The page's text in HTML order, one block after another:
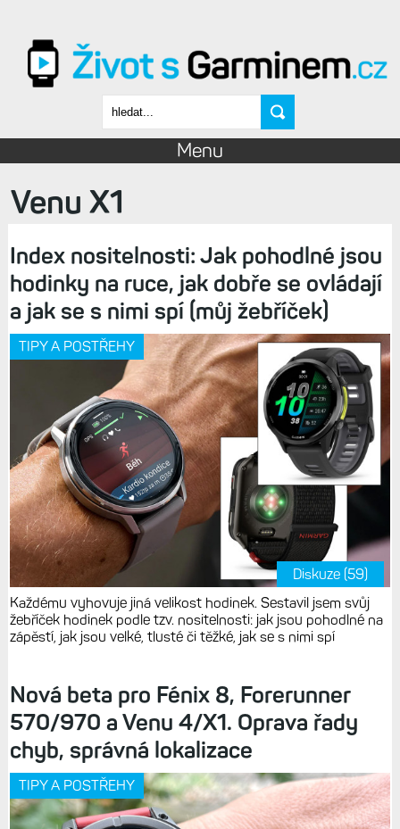
Vyhledávání
Menu
Venu X1
Index nositelnosti: Jak pohodlné jsou
hodinky na ruce, jak dobře se ovládají
a jak se s nimi spí (můj žebříček)
TIPY A POSTŘEHY
Diskuze (59)
Každému vyhovuje jiná velikost hodinek. Sestavil jsem svůj
žebříček hodinek podle tzv. nositelnosti: jak jsou pohodlné na
zápěstí, jak jsou velké, tlusté či těžké, jak se s nimi spí
Nová beta pro Fénix 8, Forerunner
570/970 a Venu 4/X1. Oprava řady
chyb, správná lokalizace
TIPY A POSTŘEHY